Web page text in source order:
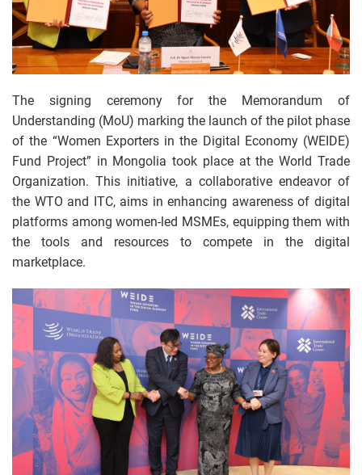
The signing ceremony for the Memorandum of
Understanding (MoU) marking the launch of the pilot phase
of the “Women Exporters in the Digital Economy (WEIDE)
Fund Project” in Mongolia took place at the World Trade
Organization. This initiative, a collaborative endeavor of
the WTO and ITC, aims in enhancing awareness of digital
platforms among women-led MSMEs, equipping them with
the tools and resources to compete in the digital
marketplace.